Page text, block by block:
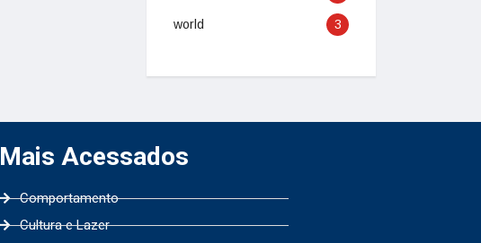
world 3
Mais Acessados
Comportamento
Cultura e Lazer